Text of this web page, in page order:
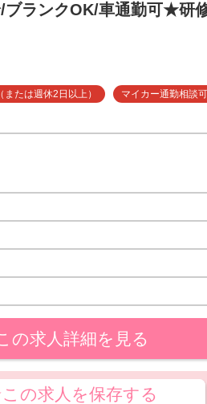
ランクOK/車通勤可★研
たは週休2日以上） マイカー通勤相談可
の求人詳細を見る
の求人を保存する